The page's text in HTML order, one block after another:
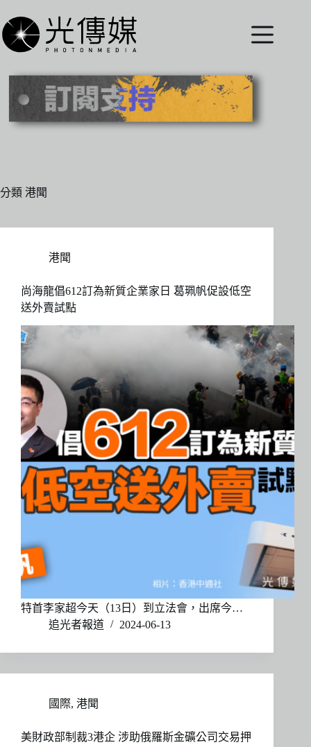
至
主
內
分類 港聞
港聞
尚海龍倡612訂為新質企業家日 葛珮帆促設低空
送外賣試點
特首李家超今天（13日）到立法會，出席今…
追光者報道
2024-06-13
國際, 港聞
美財政部制裁3港企 涉助俄羅斯金礦公司交易押